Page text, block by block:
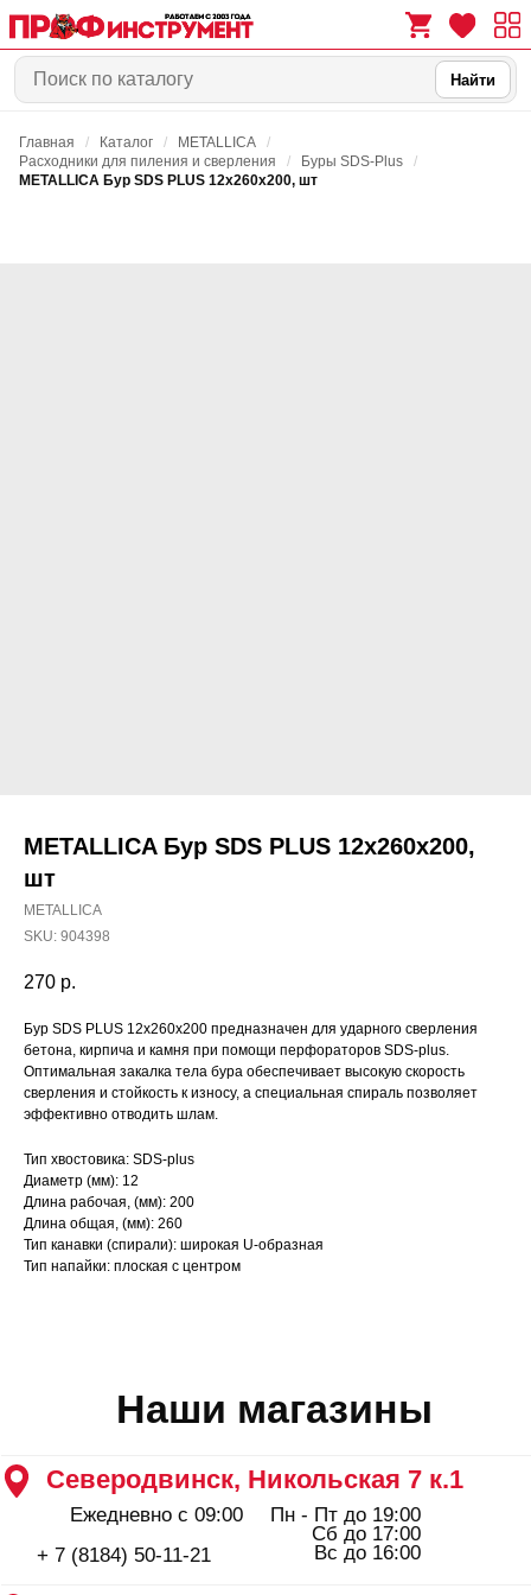
0
Найти
Главная / Каталог / METALLICA
/
Расходники для пиления и сверления
/ Буры SDS-Plus
/
METALLICA Бур SDS PLUS 12х260х200, шт
METALLICA Бур SDS PLUS 12х260х200,
шт
METALLICA
SKU: 904398
270 р.
Бур SDS PLUS 12х260х200 предназначен для ударного сверления
бетона, кирпича и камня при помощи перфораторов SDS-plus.
Оптимальная закалка тела бура обеспечивает высокую скорость
сверления и стойкость к износу, а специальная спираль позволяет
эффективно отводить шлам.
Тип хвостовика: SDS-plus
Диаметр (мм): 12
Длина рабочая, (мм): 200
Длина общая, (мм): 260
Тип канавки (спирали): широкая U-образная
Тип напайки: плоская с центром
Архангельск, Урицкого 50 к.1
Северодвинск, Ломоносова 85к2
Северодвинск, Никольская 7 к.1
Ежедневно с 09:00
Пн - Пт до 19:00
Сб до 17:00
Пн - Пт 09:00 - 19:00
Сб - Вс 10:00 - 18:00
Пн - Пт 09:00 - 19:00
+ 7 (8184) 50-11-21
+ 7 (911) 562-83-03